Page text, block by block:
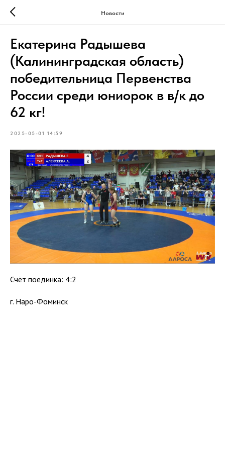
Новости
Екатерина Радышева
(Калининградская область)
победительница Первенства
России среди юниорок в в/к до
62 кг!
2025-05-01 14:59
Счёт поединка: 4:2
г. Наро-Фоминск